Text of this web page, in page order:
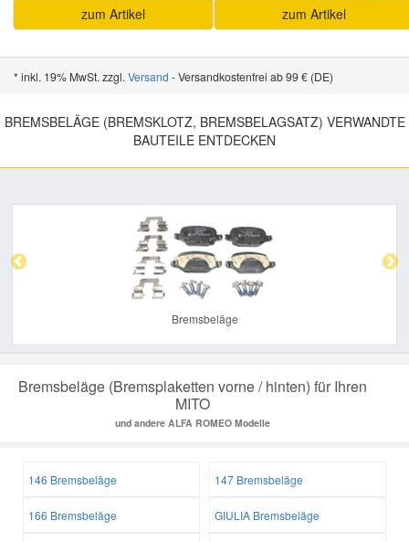
zum Artikel zum Artikel
* inkl. 19% MwSt. zzgl. Versand - Versandkostenfrei ab 99 € (DE)
BREMSBELÄGE (BREMSKLOTZ, BREMSBELAGSATZ) VERWANDTE
BAUTEILE ENTDECKEN
Bremsbeläge
Bremsbeläge (Bremsplaketten vorne / hinten) für Ihren
MITO
und andere ALFA ROMEO Modelle
146 Bremsbeläge 147 Bremsbeläge
166 Bremsbeläge GIULIA Bremsbeläge